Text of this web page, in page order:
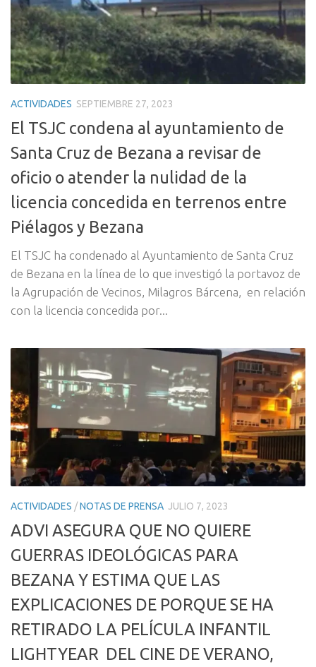
ACTIVIDADES SEPTIEMBRE 27, 2023
El TSJC condena al ayuntamiento de
Santa Cruz de Bezana a revisar de
oficio o atender la nulidad de la
licencia concedida en terrenos entre
Piélagos y Bezana
El TSJC ha condenado al Ayuntamiento de Santa Cruz
de Bezana en la línea de lo que investigó la portavoz de
la Agrupación de Vecinos, Milagros Bárcena, en relación
con la licencia concedida por...
ACTIVIDADES /NOTAS DE PRENSA JULIO 7, 2023
ADVI ASEGURA QUE NO QUIERE
GUERRAS IDEOLÓGICAS PARA
BEZANA Y ESTIMA QUE LAS
EXPLICACIONES DE PORQUE SE HA
RETIRADO LA PELÍCULA INFANTIL
LIGHTYEAR DEL CINE DE VERANO,